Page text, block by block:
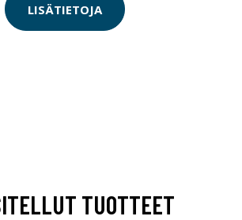
LISÄTIETOJA
TUOTTEET